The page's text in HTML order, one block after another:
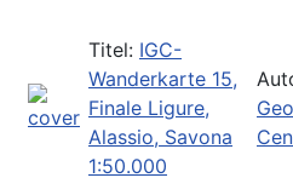
Titel: IGC-
Wanderkarte 15,
Finale Ligure,
Alassio, Savona
1:50.000